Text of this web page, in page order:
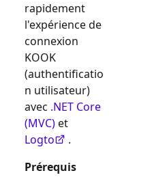
rapidement
l'expérience de
connexion
KOOK
(authentificatio
n utilisateur)
avec .NET Core
(MVC)et
Logto
.
Prérequis